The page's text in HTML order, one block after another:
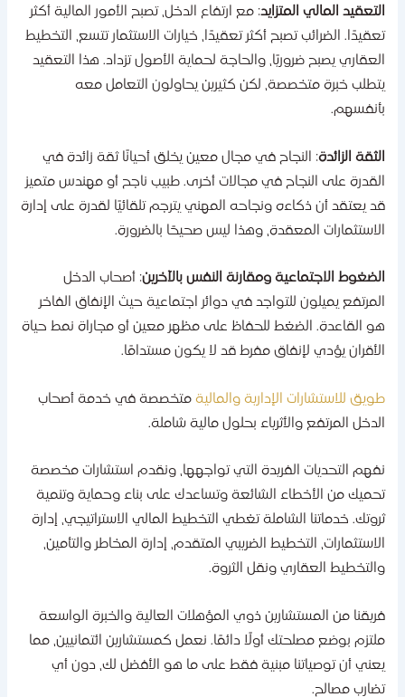
المالي المتزايد: مع ارتفاع الدخل، تصبح الأمور المالية أكثر
الضرائب تصبح أكثر تعقيدًا، خيارات الاستثمار تتسع، التخطيط
يصبح ضروريًا، والحاجة لحماية الأصول تزداد. هذا التعقيد
خبرة متخصصة، لكن كثيرين يحاولون التعامل معه
الزائدة: النجاح في مجال معين يخلق أحيانًا ثقة زائدة في
على النجاح في مجالات أخرى. طبيب ناجح أو مهندس متميز
يعتقد أن ذكاءه ونجاحه المهني يترجم تلقائيًا لقدرة على إدارة
المعقدة، وهذا ليس صحيحًا بالضرورة.
الاجتماعية ومقارنة النفس بالآخرين: أصحاب الدخل
يميلون للتواجد في دوائر اجتماعية حيث الإنفاق الفاخر
القاعدة. الضغط للحفاظ على مظهر معين أو مجاراة نمط حياة
يؤدي لإنفاق مفرط قد لا يكون مستدامًا.
للاستشارات الإدارية والماليةمتخصصة في خدمة أصحاب
المرتفع والأثرياء بحلول مالية شاملة.
التحديات الفريدة التي تواجهها، ونقدم استشارات مخصصة
من الأخطاء الشائعة وتساعدك على بناء وحماية وتنمية
خدماتنا الشاملة تغطي التخطيط المالي الاستراتيجي، إدارة
التخطيط الضريبي المتقدم، إدارة المخاطر والتأمين،
العقاري ونقل الثروة.
من المستشارين ذوي المؤهلات العالية والخبرة الواسعة
بوضع مصلحتك أولًا دائمًا. نعمل كمستشارين ائتمانيين، مما
أن توصياتنا مبنية فقط على ما هو الأفضل لك، دون أي
مصالح.